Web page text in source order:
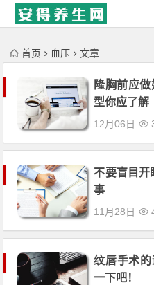
'); })();
首页 血压 文章
隆胸前应
型你应了解
12月06日
不要盲目开
事
11月28日
纹唇手术
一下吧！